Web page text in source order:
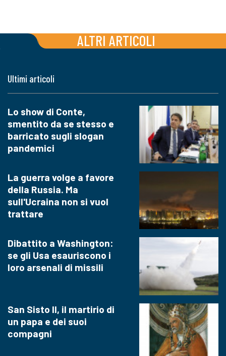
ALTRI ARTICOLI
Ultimi articoli
Lo show di Conte,
smentito da se stesso e
barricato sugli slogan
pandemici
La guerra volge a favore
della Russia. Ma
sull'Ucraina non si vuol
trattare
Dibattito a Washington:
se gli Usa esauriscono i
loro arsenali di missili
San Sisto II, il martirio di
un papa e dei suoi
compagni